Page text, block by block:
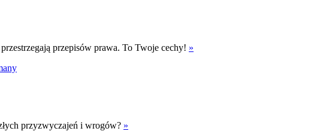
przepisów prawa. To Twoje cechy! »
przyzwyczajeń i wrogów? »